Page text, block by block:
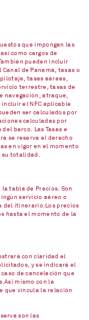
que impongan las
como cargos de
pueden incluir
de Panamá, tasas o
tasas aéreas,
terrestre, tasas de
navegación, atraque,
el NFC aplicable
ser calculados por
calculadas por
barco. Las Tasas e
se reserva el derecho
en vigor en el momento
su totalidad.
la tabla de Precios. Son
servicio aéreo o
del itinerario.Los precios
hasta el momento de la
con claridad el
y se indicará el
de cancelación que
mismo con la
que vincula la relación
son las